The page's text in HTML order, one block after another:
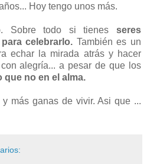
Hoy tengo unos más.
Sobre todo si tienes seres
celebrarlo. También es un
echar la mirada atrás y hacer
alegría... a pesar de que los
que no en el alma.
más ganas de vivir. Asi que ...